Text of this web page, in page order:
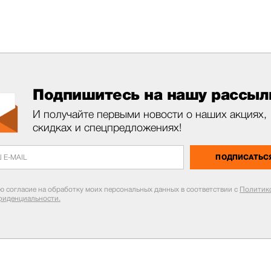
Подпишитесь на нашу
И получайте первыми новости о наших акциях,
скидках и спецпредложениях!
согласие на обработку моих персональных данных в соответствии с